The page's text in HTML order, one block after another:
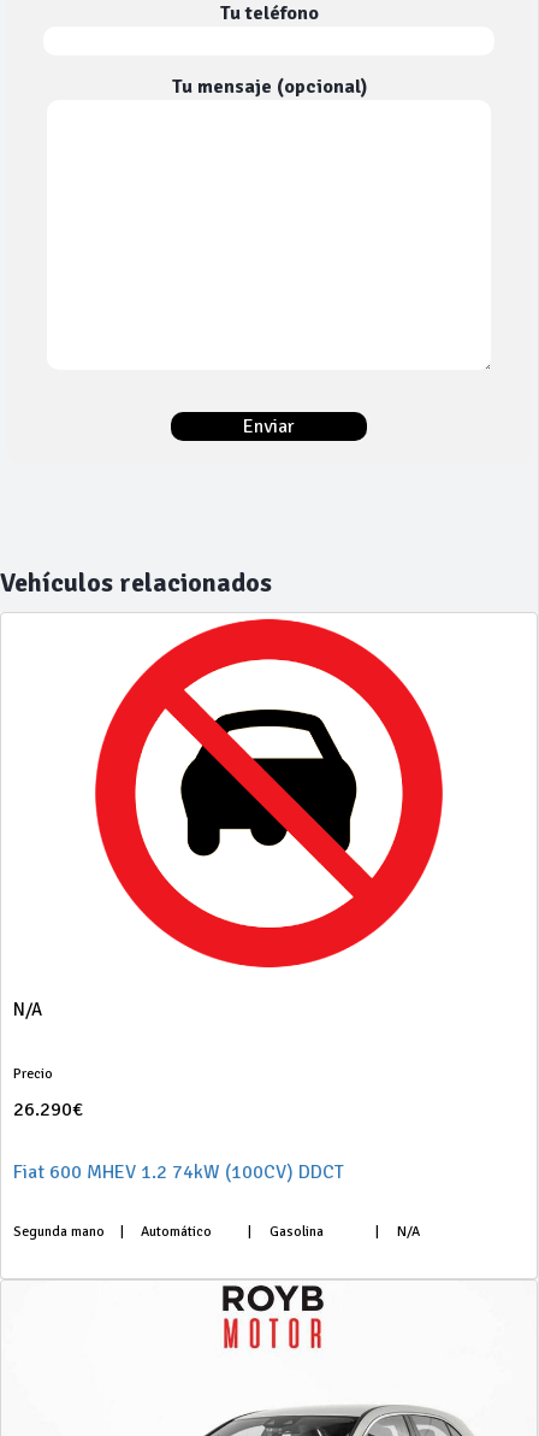
Tu teléfono
Tu mensaje (opcional)
Vehículos relacionados
N/A
Precio
26.290€
Fiat 600 MHEV 1.2 74kW (100CV) DDCT
Segunda mano Automático Gasolina N/A